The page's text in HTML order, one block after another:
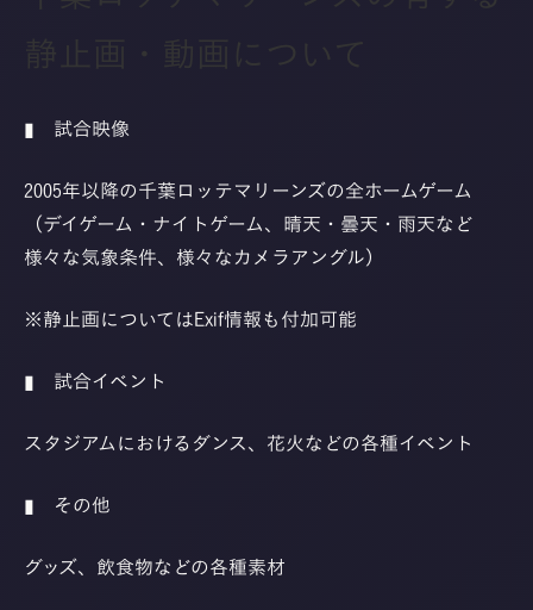
▮ 試合映像
2005年以降の千葉ロッテマリーンズの全ホームゲーム
（デイゲーム・ナイトゲーム、晴天・曇天・雨天など
様々な気象条件、様々なカメラアングル）
※静止画についてはExif情報も付加可能
▮ 試合イベント
スタジアムにおけるダンス、花火などの各種イベント
▮ その他
グッズ、飲食物などの各種素材